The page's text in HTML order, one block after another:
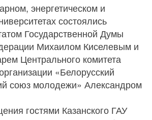
энергетическом и
состоялись
Государственной Думы
Михаилом Киселевым и
Центрального комитета
«Белорусский
союз молодежи» Александром
гостями Казанского ГАУ